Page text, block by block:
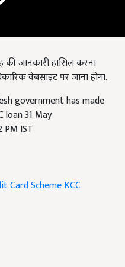
की जानकारी हासिल करना
वेबसाइट पर जाना होगा.
government has made
31 May
PM IST
Card SchemeKCC